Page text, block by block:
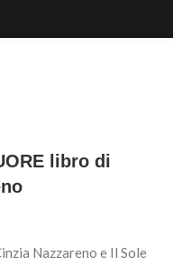
libro di
Nazzareno e Il Sole